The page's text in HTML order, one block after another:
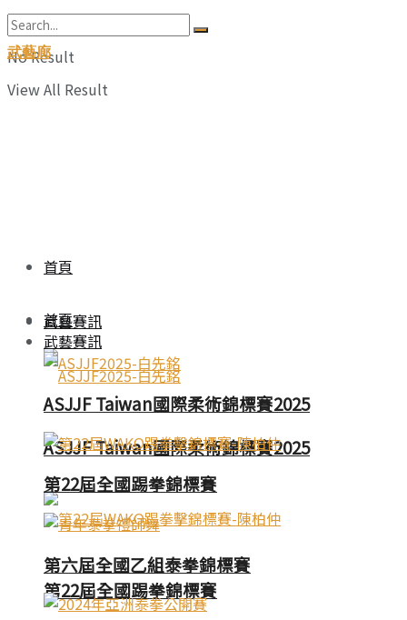
No Result
View All Result
武藝廊
首頁
武藝賽訊
ASJJF Taiwan國際柔術錦標賽2025
第22屆全國踢拳錦標賽
首頁
武藝賽訊
ASJJF Taiwan國際柔術錦標賽2025
第22屆全國踢拳錦標賽
第六屆全國乙組泰拳錦標賽